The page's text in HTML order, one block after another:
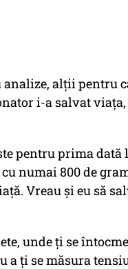
analize, alţii pentru
i-a salvat
pentru prima dată
numai 800 de
Vreau şi eu să
unde ţi se
a ţi se măsura